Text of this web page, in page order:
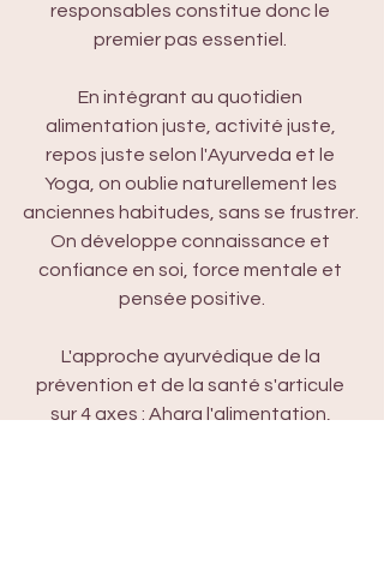
responsables constitue donc le
premier pas essentiel.
En intégrant au quotidien
alimentation juste, activité juste,
repos juste selon l'Ayurveda et le
Yoga, on oublie naturellement les
anciennes habitudes, sans se frustrer.
On développe connaissance et
confiance en soi, force mentale et
pensée positive.
L'approche ayurvédique de la
prévention et de la santé s'articule
sur 4 axes : Ahara l'alimentation,